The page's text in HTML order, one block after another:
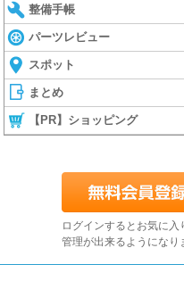
整備手帳
パーツレビュー
スポット
まとめ
【PR】ショッピング
ログインするとお気に
管理が出来るようになり